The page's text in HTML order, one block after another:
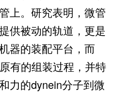
上。研究表明，微管
供被动的轨道，更是
器的装配平台，而
有的组装过程，并特
力的dynein分子到微